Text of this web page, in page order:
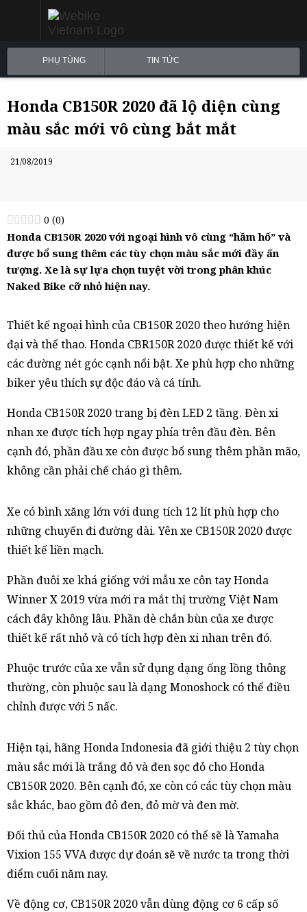
PHỤ TÙNG TIN TỨC
Honda CB150R 2020 đã lộ diện cùng
màu sắc mới vô cùng bắt mắt
21/08/2019
0 (0)
Honda CB150R 2020 với ngoại hình vô cùng “hầm hố” và
được bổ sung thêm các tùy chọn màu sắc mới đầy ấn
tượng. Xe là sự lựa chọn tuyệt vời trong phân khúc
Naked Bike cỡ nhỏ hiện nay.
Thiết kế ngoại hình của CB150R 2020 theo hướng hiện
đại và thể thao. Honda CBR150R 2020 được thiết kế với
các đường nét góc cạnh nổi bật. Xe phù hợp cho những
biker yêu thích sự độc đáo và cá tính.
Honda CB150R 2020 trang bị đèn LED 2 tầng. Đèn xi
nhan xe được tích hợp ngay phía trên đầu đèn. Bên
cạnh đó, phần đầu xe còn được bổ sung thêm phần mão,
không cần phải chế cháo gì thêm.
Xe có bình xăng lớn với dung tích 12 lít phù hợp cho
những chuyến đi đường dài. Yên xe CB150R 2020 được
thiết kế liền mạch.
Phần đuôi xe khá giống với mẫu xe côn tay Honda
Winner X 2019 vừa mới ra mắt thị trường Việt Nam
cách đây không lâu. Phần dè chắn bùn của xe được
thiết kế rất nhỏ và có tích hợp đèn xi nhan trên đó.
Phuộc trước của xe vẫn sử dụng dạng ống lồng thông
thường, còn phuộc sau là dạng Monoshock có thể điều
chỉnh được với 5 nấc.
Hiện tại, hãng Honda Indonesia đã giới thiệu 2 tùy chọn
màu sắc mới là trắng đỏ và đen sọc đỏ cho Honda
CB150R 2020. Bên cạnh đó, xe còn có các tùy chọn màu
sắc khác, bao gồm đỏ đen, đỏ mờ và đen mờ.
Đối thủ của Honda CB150R 2020 có thể sẽ là Yamaha
Vixion 155 VVA được dự đoán sẽ về nước ta trong thời
điểm cuối năm nay.
Về động cơ, CB150R 2020 vẫn dùng động cơ 6 cấp số